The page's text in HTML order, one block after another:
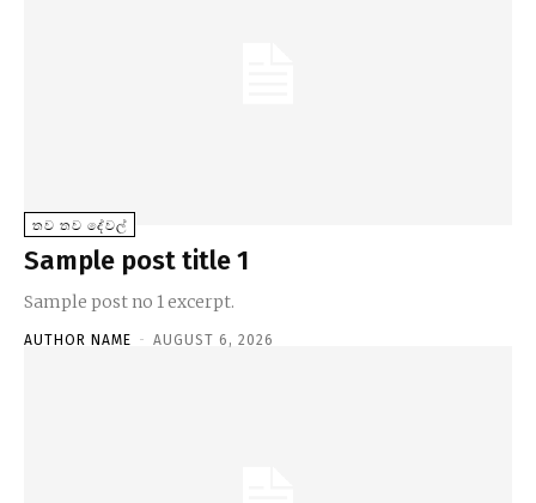
තව තව දේවල්
Sample post title 1
Sample post no 1 excerpt.
AUTHOR NAME - AUGUST 6, 2026